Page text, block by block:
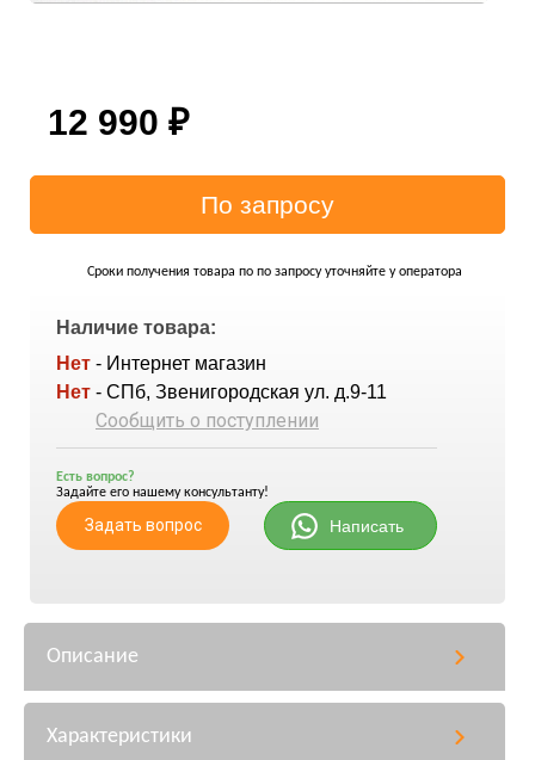
12 990 ₽
Сроки получения товара по по запросу уточняйте у оператора
Наличие товара:
Нет - Интернет магазин
Нет - СПб, Звенигородская ул. д.9-11
Сообщить о поступлении
Есть вопрос?
Задайте его нашему консультанту!
Задать вопрос Написать
Описание
Характеристики